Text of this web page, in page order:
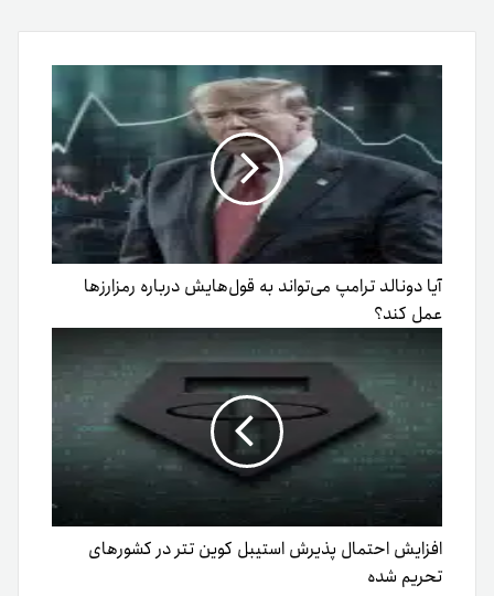
ایمیل
آیا دونالد ترامپ می‌تواند به قول‌هایش درباره رمزارزها
عمل کند؟
افزایش احتمال پذیرش استیبل کوین تتر در کشورهای
تحریم شده